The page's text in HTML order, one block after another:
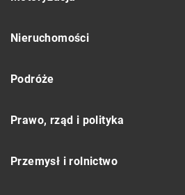
Nieruchomości
Podróże
Prawo, rząd i polityka
Przemysł i rolnictwo